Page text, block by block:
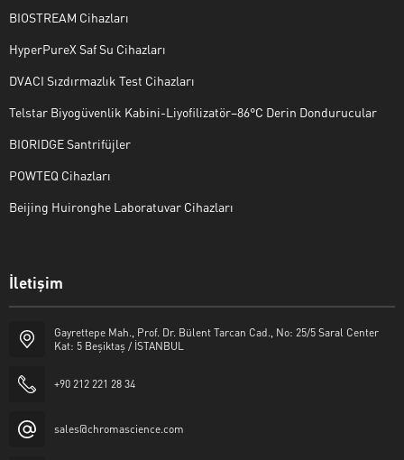
BIOSTREAM Cihazları
HyperPureX Saf Su Cihazları
DVACI Sızdırmazlık Test Cihazları
Telstar Biyogüvenlik Kabini-Liyofilizatör–86°C Derin Dondurucular
BIORIDGE Santrifüjler
POWTEQ Cihazları
Beijing Huironghe Laboratuvar Cihazları
İletişim
Gayrettepe Mah., Prof. Dr. Bülent Tarcan Cad., No: 25/5 Saral Center
Kat: 5 Beşiktaş / İSTANBUL
+90 212 221 28 34
sales@chromascience.com
Grubu
Cevap Yaz